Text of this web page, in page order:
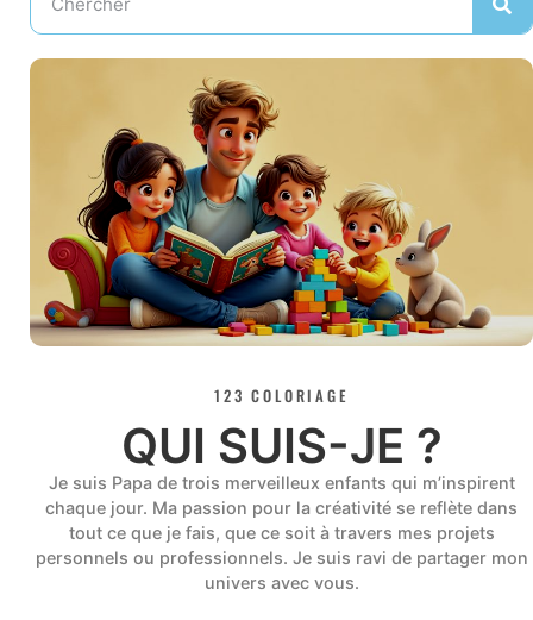
123 COLORIAGE
QUI SUIS-JE ?
Je suis Papa de trois merveilleux enfants qui m’inspirent
chaque jour. Ma passion pour la créativité se reflète dans
tout ce que je fais, que ce soit à travers mes projets
personnels ou professionnels. Je suis ravi de partager mon
univers avec vous.